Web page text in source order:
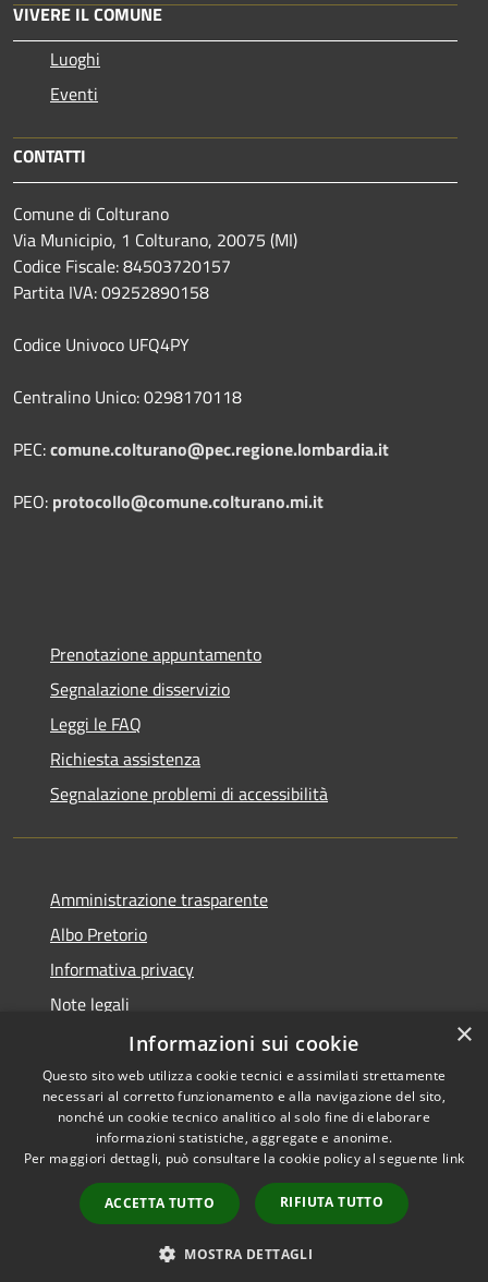
VIVERE IL COMUNE
Luoghi
Eventi
CONTATTI
Comune di Colturano
Via Municipio, 1 Colturano, 20075 (MI)
Codice Fiscale: 84503720157
Partita IVA: 09252890158
Codice Univoco UFQ4PY
Centralino Unico: 0298170118
PEC:comune.colturano@pec.regione.lombardia.it
PEO: protocollo@comune.colturano.mi.it
Prenotazione appuntamento
Segnalazione disservizio
Leggi le FAQ
Richiesta assistenza
Segnalazione problemi di accessibilità
Amministrazione trasparente
Albo Pretorio
Informativa privacy
Note legali
Dichiarazione di accessibilità
RSS
Accessibilità
Copyright © 2026 • Comune di
Municipium•
Accesso
redazione
×
Informazioni sui cookie
Questo sito web utilizza cookie tecnici e assimilati strettamente
necessari al corretto funzionamento e alla navigazione del sito,
nonché un cookie tecnico analitico al solo fine di elaborare
informazioni statistiche, aggregate e anonime.
Per maggiori dettagli, può consultare la cookie policy al seguente link
ACCETTA TUTTO RIFIUTA TUTTO
MOSTRA DETTAGLI